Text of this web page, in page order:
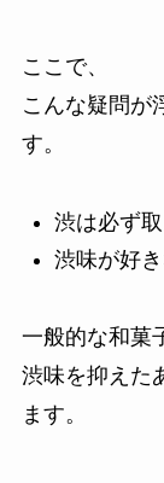
ここで、
こんな疑問が
す。
渋は必ず
渋味が好
一般的な和菓
渋味を抑えた
ます。